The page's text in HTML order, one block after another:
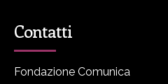
Contatti
Fondazione Comunica